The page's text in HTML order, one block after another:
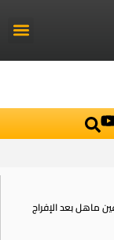
بعد الإفراج